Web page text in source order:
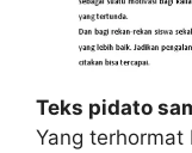
Teks pidato
Yang terhormat